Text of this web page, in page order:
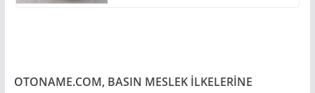
OTONAME.COM, BASIN MESLEK İLKELERİNE